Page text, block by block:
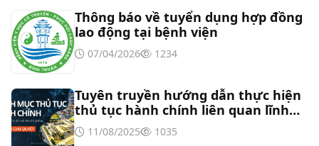
Thư mời báo giá về việc mời báo giá thiết bị
Thư mời báo giá về việc sửa chữa nhà bảo vệ và
Thư mời báo giá sửa chữa máy nước nóng tấm
phẵng
Thông báo về tuyển dụng hợp đồng
lao động tại bệnh viện
07/04/2026 1234
Tuyên truyền hướng dẫn thực hiện
thủ tục hành chính liên quan lĩnh
vực tần số vô tuyến điện
11/08/2025 1035